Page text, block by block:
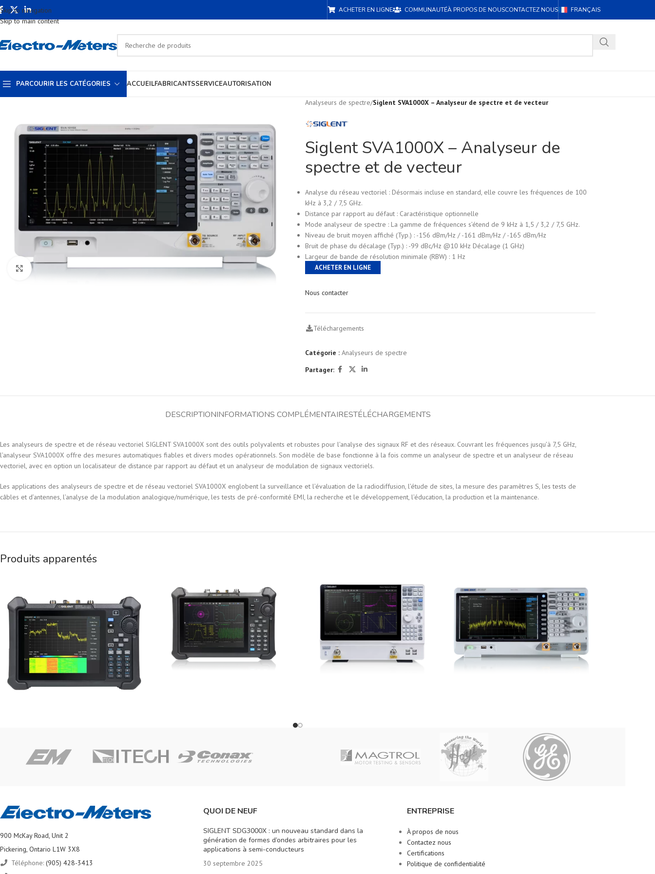
Skip to navigation
Skip to main content
ACHETER EN LIGNE COMMUNAUTÉÀ PROPOS DE NOUSCONTACTEZ NOUS FRANÇAIS
PARCOURIR LES CATÉGORIES ACCUEILFABRICANTSSERVICEAUTORISATION
Cliquez pour agrandir
Analyseurs de spectre/Siglent SVA1000X – Analyseur de spectre et de vecteur
Siglent SVA1000X – Analyseur de
spectre et de vecteur
Analyse du réseau vectoriel : Désormais incluse en standard, elle couvre les fréquences de 100
kHz à 3,2 / 7,5 GHz.
Distance par rapport au défaut : Caractéristique optionnelle
Mode analyseur de spectre : La gamme de fréquences s’étend de 9 kHz à 1,5 / 3,2 / 7,5 GHz.
Niveau de bruit moyen affiché (Typ.) : -156 dBm/Hz / -161 dBm/Hz / -165 dBm/Hz
Bruit de phase du décalage (Typ.) : -99 dBc/Hz @10 kHz Décalage (1 GHz)
Largeur de bande de résolution minimale (RBW) : 1 Hz
ACHETER EN LIGNE
Nous contacter
Téléchargements
Catégorie : Analyseurs de spectre
Partager:
DESCRIPTIONINFORMATIONS COMPLÉMENTAIRESTÉLÉCHARGEMENTS
Les analyseurs de spectre et de réseau vectoriel SIGLENT SVA1000X sont des outils polyvalents et robustes pour l’analyse des signaux RF et des réseaux. Couvrant les fréquences jusqu’à 7,5 GHz,
l’analyseur SVA1000X offre des mesures automatiques fiables et divers modes opérationnels. Son modèle de base fonctionne à la fois comme un analyseur de spectre et un analyseur de réseau
vectoriel, avec en option un localisateur de distance par rapport au défaut et un analyseur de modulation de signaux vectoriels.
Les applications des analyseurs de spectre et de réseau vectoriel SVA1000X englobent la surveillance et l’évaluation de la radiodiffusion, l’étude de sites, la mesure des paramètres S, les tests de
câbles et d’antennes, l’analyse de la modulation analogique/numérique, les tests de pré-conformité EMI, la recherche et le développement, l’éducation, la production et la maintenance.
Produits apparentés
900 McKay Road, Unit 2
Pickering, Ontario L1W 3X8
Téléphone: (905) 428-3413
QUOI DE NEUF
SIGLENT SDG3000X : un nouveau standard dans la
génération de formes d’ondes arbitraires pour les
applications à semi-conducteurs
30 septembre 2025
ENTREPRISE
À propos de nous
Contactez nous
Certifications
Politique de confidentialité